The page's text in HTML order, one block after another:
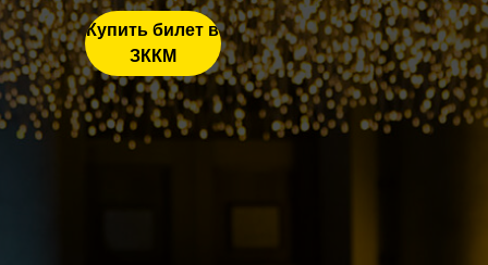
Купить билет в
ЗККМ